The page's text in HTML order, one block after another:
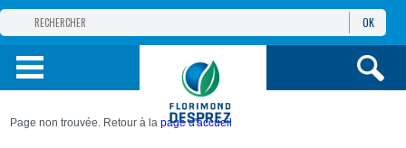
GROUPE
PRODUITS
OK
Page non trouvée. Retour à lapage d'accueil